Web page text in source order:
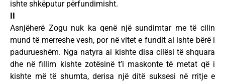
ishte shkëputur përfundimisht.
II
Asnjëherë Zogu nuk ka qenë një sundimtar me të cilin
mund të merreshe vesh, por në vitet e fundit ai ishte bërë i
padurueshëm. Nga natyra ai kishte disa cilësi të shquara
dhe në fillim kishte zotësinë t’i maskonte të metat që i
kishte më të shumta, derisa një ditë suksesi në rritje e